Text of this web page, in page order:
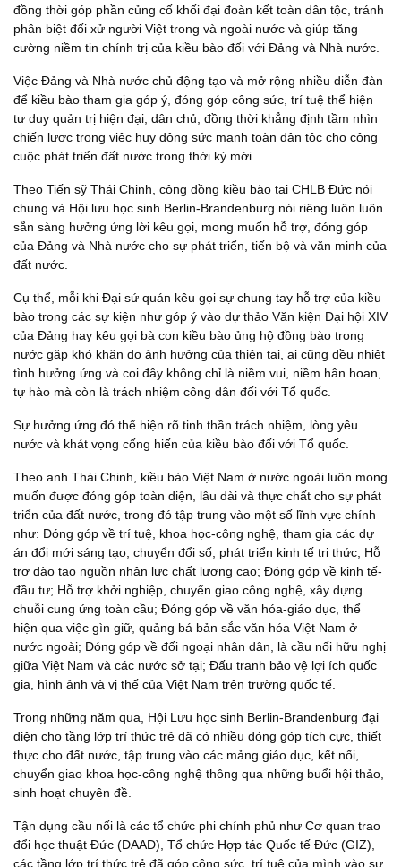
đồng thời góp phần củng cố khối đại đoàn kết toàn dân tộc, tránh
phân biệt đối xử người Việt trong và ngoài nước và giúp tăng
cường niềm tin chính trị của kiều bào đối với Đảng và Nhà nước.
Việc Đảng và Nhà nước chủ động tạo và mở rộng nhiều diễn đàn
để kiều bào tham gia góp ý, đóng góp công sức, trí tuệ thể hiện
tư duy quản trị hiện đại, dân chủ, đồng thời khẳng định tầm nhìn
chiến lược trong việc huy động sức mạnh toàn dân tộc cho công
cuộc phát triển đất nước trong thời kỳ mới.
Theo Tiến sỹ Thái Chinh, cộng đồng kiều bào tại CHLB Đức nói
chung và Hội lưu học sinh Berlin-Brandenburg nói riêng luôn luôn
sẵn sàng hưởng ứng lời kêu gọi, mong muốn hỗ trợ, đóng góp
của Đảng và Nhà nước cho sự phát triển, tiến bộ và văn minh của
đất nước.
Cụ thể, mỗi khi Đại sứ quán kêu gọi sự chung tay hỗ trợ của kiều
bào trong các sự kiện như góp ý vào dự thảo Văn kiện Đại hội XIV
của Đảng hay kêu gọi bà con kiều bào ủng hộ đồng bào trong
nước gặp khó khăn do ảnh hưởng của thiên tai, ai cũng đều nhiệt
tình hưởng ứng và coi đây không chỉ là niềm vui, niềm hân hoan,
tự hào mà còn là trách nhiệm công dân đối với Tổ quốc.
Sự hưởng ứng đó thể hiện rõ tinh thần trách nhiệm, lòng yêu
nước và khát vọng cống hiến của kiều bào đối với Tổ quốc.
Theo anh Thái Chinh, kiều bào Việt Nam ở nước ngoài luôn mong
muốn được đóng góp toàn diện, lâu dài và thực chất cho sự phát
triển của đất nước, trong đó tập trung vào một số lĩnh vực chính
như: Đóng góp về trí tuệ, khoa học-công nghệ, tham gia các dự
án đổi mới sáng tạo, chuyển đổi số, phát triển kinh tế tri thức; Hỗ
trợ đào tạo nguồn nhân lực chất lượng cao; Đóng góp về kinh tế-
đầu tư; Hỗ trợ khởi nghiệp, chuyển giao công nghệ, xây dựng
chuỗi cung ứng toàn cầu; Đóng góp về văn hóa-giáo dục, thể
hiện qua việc gìn giữ, quảng bá bản sắc văn hóa Việt Nam ở
nước ngoài; Đóng góp về đối ngoại nhân dân, là cầu nối hữu nghị
giữa Việt Nam và các nước sở tại; Đấu tranh bảo vệ lợi ích quốc
gia, hình ảnh và vị thế của Việt Nam trên trường quốc tế.
Trong những năm qua, Hội Lưu học sinh Berlin-Brandenburg đại
diện cho tầng lớp trí thức trẻ đã có nhiều đóng góp tích cực, thiết
thực cho đất nước, tập trung vào các mảng giáo dục, kết nối,
chuyển giao khoa học-công nghệ thông qua những buổi hội thảo,
sinh hoạt chuyên đề.
Tận dụng cầu nối là các tổ chức phi chính phủ như Cơ quan trao
đổi học thuật Đức (DAAD), Tổ chức Hợp tác Quốc tế Đức (GIZ),
các tầng lớp trí thức trẻ đã góp công sức, trí tuệ của mình vào sự